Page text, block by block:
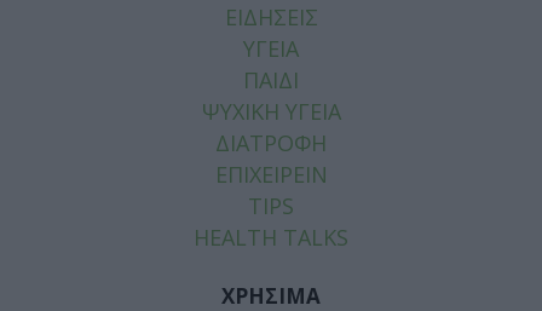
ΕΙΔΗΣΕΙΣ
ΥΓΕΙΑ
ΠΑΙΔΙ
ΨΥΧΙΚΗ ΥΓΕΙΑ
ΔΙΑΤΡΟΦΗ
ΕΠΙΧΕΙΡΕΙΝ
TIPS
HEALTH TALKS
ΧΡΗΣΙΜΑ